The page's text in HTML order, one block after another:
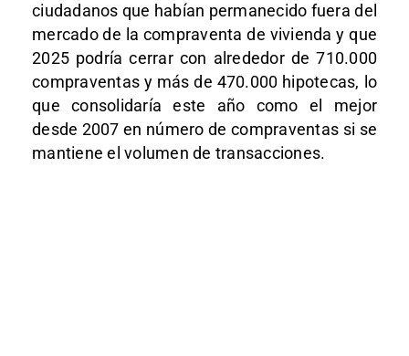
ciudadanos que habían permanecido fuera del
mercado de la compraventa de vivienda y que
2025 podría cerrar con alrededor de 710.000
compraventas y más de 470.000 hipotecas, lo
que consolidaría este año como el mejor
desde 2007 en número de compraventas si se
mantiene el volumen de transacciones.